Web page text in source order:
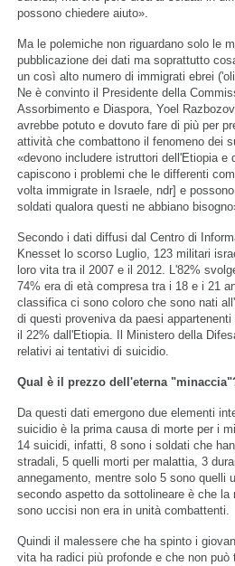
possono chiedere aiuto».
Ma le polemiche non riguardano solo le
pubblicazione dei dati ma soprattutto
un così alto numero di immigrati ebrei
Ne è convinto il Presidente della
Assorbimento e Diaspora, Yoel
avrebbe potuto e dovuto fare di più per
attività che combattono il fenomeno dei
«devono includere istruttori dell'Etiopia e
capiscono i problemi che le differenti
volta immigrate in Israele, ndr] e
soldati qualora questi ne abbiano
Secondo i dati diffusi dal Centro di
Knesset lo scorso Luglio, 123 militari
loro vita tra il 2007 e il 2012. L'82%
74% era di età compresa tra i 18 e i 21
classifica ci sono coloro che sono nati
di questi proveniva da paesi
il 22% dall'Etiopia. Il Ministero della
relativi ai tentativi di suicidio.
Qual è il prezzo dell'eterna
Da questi dati emergono due elementi
suicidio è la prima causa di morte per i
14 suicidi, infatti, 8 sono i soldati che
stradali, 5 quelli morti per malattia, 3
annegamento, mentre solo 5 sono quelli
secondo aspetto da sottolineare è che la
sono uccisi non era in unità combattenti.
Quindi il malessere che ha spinto i
vita ha radici più profonde e che non può